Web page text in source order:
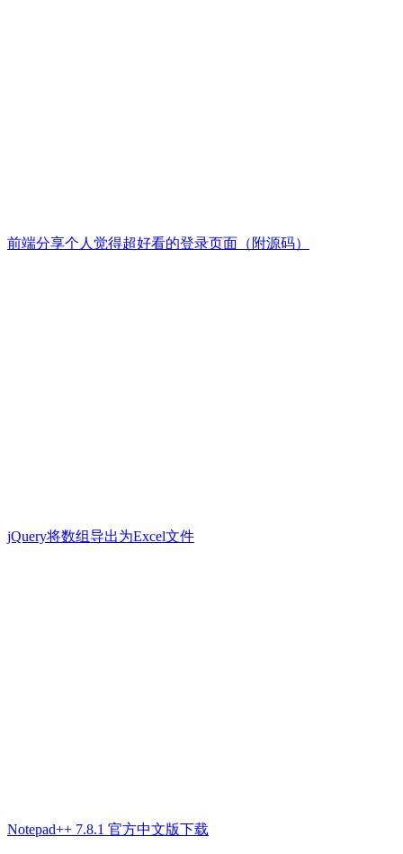
前端分享个人觉得超好看的登录页面（附源码）
jQuery将数组导出为Excel文件
Notepad++ 7.8.1 官方中文版下载